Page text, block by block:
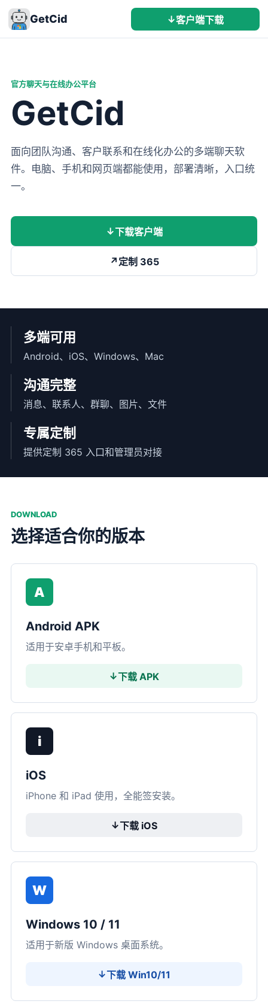
GetCid ↓客户端下载
官方聊天与在线办公平台
GetCid
面向团队沟通、客户联系和在线化办公的多端聊天软
件。电脑、手机和网页端都能使用，部署清晰，入口统
一。
↓下载客户端
↗ 定制 365
多端可用
Android、iOS、Windows、Mac
沟通完整
消息、联系人、群聊、图片、文件
专属定制
提供定制 365 入口和管理员对接
DOWNLOAD
选择适合你的版本
A
Android APK
适用于安卓手机和平板。
↓下载 APK
i
iOS
iPhone 和 iPad 使用，全能签安装。
↓下载 iOS
W
Windows 10 / 11
适用于新版 Windows 桌面系统。
↓下载 Win10/11